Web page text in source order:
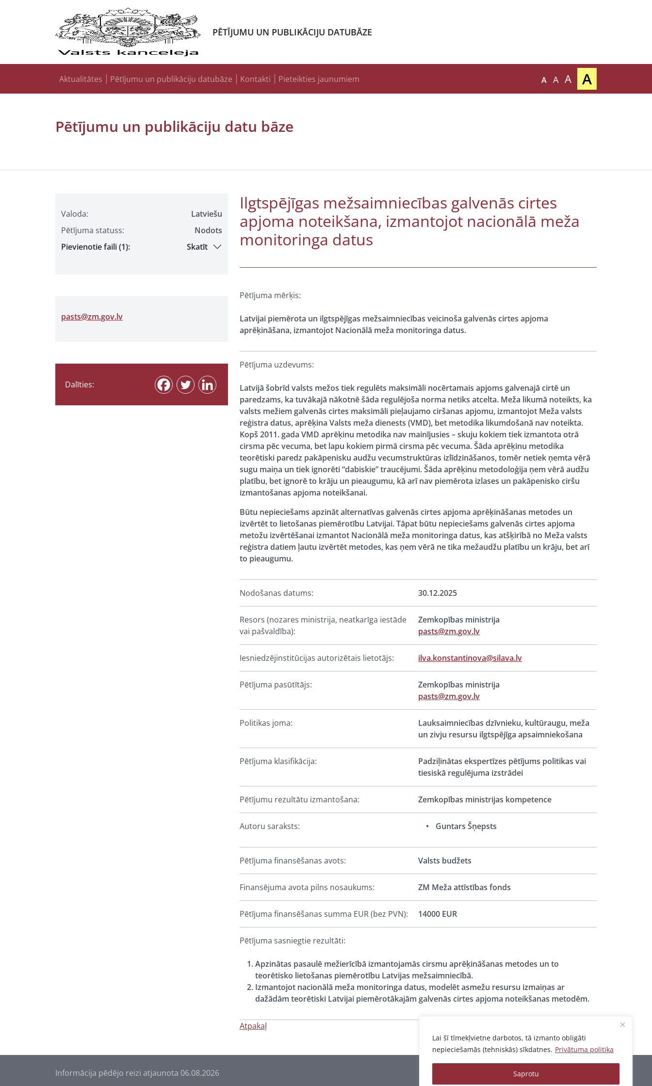
Lai šī tīmekļvietne darbotos, tā izmanto obligāti
nepieciešamās (tehniskās) sīkdatnes. Privātuma politika
Saprotu
PĒTĪJUMU UN PUBLIKĀCIJU DATUBĀZE
Aktualitātes Pētījumu un publikāciju datubāze Kontakti Pieteikties jaunumiem A A A A
Pētījumu un publikāciju datu bāze
Valoda:
Latviešu
Pētījuma statuss:
Nodots
Pievienotie faili (1):
Skatīt
pasts@zm.gov.lv
Dalīties:
Ilgtspējīgas mežsaimniecības galvenās cirtes
apjoma noteikšana, izmantojot nacionālā meža
monitoringa datus
Pētījuma mērķis:
Latvijai piemērota un ilgtspējīgas mežsaimniecības veicinoša galvenās cirtes apjoma
aprēķināšana, izmantojot Nacionālā meža monitoringa datus.
Pētījuma uzdevums:
Latvijā šobrīd valsts mežos tiek regulēts maksimāli nocērtamais apjoms galvenajā cirtē un
paredzams, ka tuvākajā nākotnē šāda regulējoša norma netiks atcelta. Meža likumā noteikts, ka
valsts mežiem galvenās cirtes maksimāli pieļaujamo ciršanas apjomu, izmantojot Meža valsts
reģistra datus, aprēķina Valsts meža dienests (VMD), bet metodika likumdošanā nav noteikta.
Kopš 2011. gada VMD aprēķinu metodika nav mainījusies – skuju kokiem tiek izmantota otrā
cirsma pēc vecuma, bet lapu kokiem pirmā cirsma pēc vecuma. Šāda aprēķinu metodika
teorētiski paredz pakāpenisku audžu vecumstruktūras izlīdzināšanos, tomēr netiek ņemta vērā
sugu maiņa un tiek ignorēti “dabiskie” traucējumi. Šāda aprēķinu metodoloģija ņem vērā audžu
platību, bet ignorē to krāju un pieaugumu, kā arī nav piemērota izlases un pakāpenisko ciršu
izmantošanas apjoma noteikšanai.
Būtu nepieciešams apzināt alternatīvas galvenās cirtes apjoma aprēķināšanas metodes un
izvērtēt to lietošanas piemērotību Latvijai. Tāpat būtu nepieciešams galvenās cirtes apjoma
metožu izvērtēšanai izmantot Nacionālā meža monitoringa datus, kas atšķirībā no Meža valsts
reģistra datiem ļautu izvērtēt metodes, kas ņem vērā ne tika mežaudžu platību un krāju, bet arī
to pieaugumu.
Nodošanas datums: 30.12.2025
Resors (nozares ministrija, neatkarīga iestāde
vai pašvaldība):
Zemkopības ministrija
pasts@zm.gov.lv
Iesniedzējinstitūcijas autorizētais lietotājs: ilva.konstantinova@silava.lv
Pētījuma pasūtītājs:
Zemkopības ministrija
pasts@zm.gov.lv
Politikas joma:
Lauksaimniecības dzīvnieku, kultūraugu, meža
un zivju resursu ilgtspējīga apsaimniekošana
Pētījuma klasifikācija:
Padziļinātas ekspertīzes pētījums politikas vai
tiesiskā regulējuma izstrādei
Pētījumu rezultātu izmantošana: Zemkopības ministrijas kompetence
Autoru saraksts: Guntars Šņepsts
Pētījuma finansēšanas avots: Valsts budžets
Finansējuma avota pilns nosaukums: ZM Meža attīstības fonds
Pētījuma finansēšanas summa EUR (bez PVN): 14000 EUR
Pētījuma sasniegtie rezultāti:
Apzinātas pasaulē mežierīcībā izmantojamās cirsmu aprēķināšanas metodes un to
teorētisko lietošanas piemērotību Latvijas mežsaimniecībā.
Izmantojot nacionālā meža monitoringa datus, modelēt asmežu resursu izmaiņas ar
dažādām teorētiski Latvijai piemērotākajām galvenās cirtes apjoma noteikšanas metodēm.
Atpakaļ
Informācija pēdējo reizi atjaunota 06.08.2026 Privātuma politika